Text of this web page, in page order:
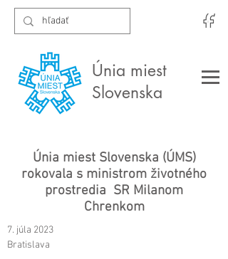
Únia miest
Slovenska
Únia miest Slovenska (ÚMS)
rokovala s ministrom životného
prostredia SR Milanom
Chrenkom
7. júla 2023
Bratislava